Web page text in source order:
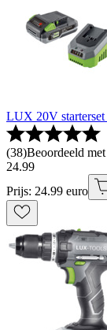
LUX 20V
(38)Beoordeeld
24.99
Prijs: 24.99 euro